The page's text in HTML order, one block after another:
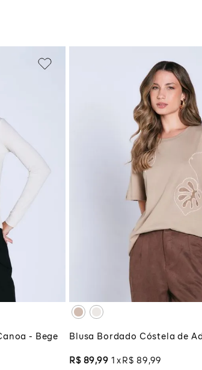
- Bege
M
XGG
ADICIONAR À
Blusa Bordado Cóstela de
R$ 89,99 1 R$ 89 ,99